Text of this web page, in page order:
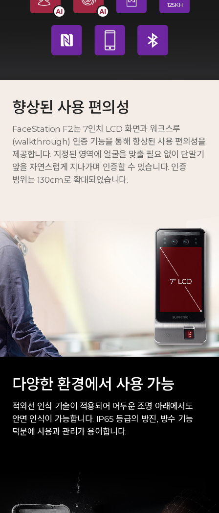
향상된 사용 편의성
FaceStation F2는 7인치 LCD 화면과 워크스루
(walkthrough) 인증 기능을 통해 향상된 사용 편의성을
제공합니다. 지정된 영역에 얼굴을 맞출 필요 없이 단말기
앞을 자연스럽게 지나가며 인증할 수 있습니다. 인증
범위는 130cm로 확대되었습니다.
다양한 환경에서 사용 가능
적외선 인식 기술이 적용되어 어두운 조명 아래에서도
안면 인식이 가능합니다. IP65 등급의 방진, 방수 기능
덕분에 사용과 관리가 용이합니다.